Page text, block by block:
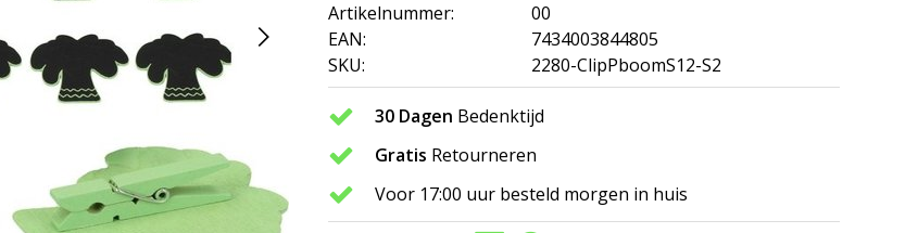
Artikelnummer:
00
EAN:
7434003844805
SKU:
2280-ClipPboomS12-S2
30 Dagen Bedenktijd
Gratis Retourneren
Voor 17:00 uur besteld morgen in huis